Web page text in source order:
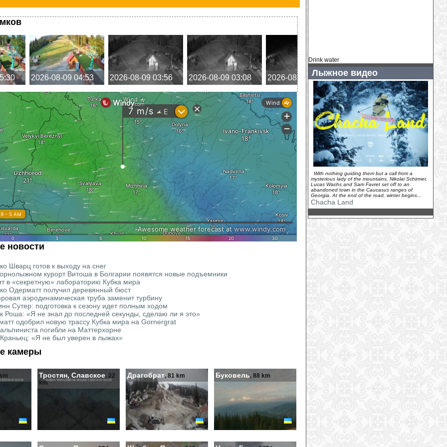
2026-08-09 04:53 2026-08-09 03:56 2026-08-09 03:08 2026-08-09 02:04 2026-08-09 01:16
новости
Шварц готов к выходу на снег
курорт Витоша в Болгарии появятся новые подъемники
в «секретную» лабораторию Кубка мира
Одерматт получил деревянный бюст
аэродинамическая труба заменит турбину
Сутер: подготовка к сезону идет полным ходом
Роша: «Я не знал до последней секунды, сделаю ли я это»
одобрил новую трассу Кубка мира на Gornergrat
погибли на Маттерхорне
«Я не был уверен в лыжах»
камеры
Тростян, Славское, 22
km
Драгобрат, 81 km Буковель, 88 km
Drink water
Лыжное видео
With nothing guiding them but a call from a
mysterious lady of the mountains, Nikolai Schirmer,
Lucas Wachs and Sam Favret set off to an
abandoned town in the Caucasus ranges of
Georgia. At the end of the road, winter begins…
Chacha Land